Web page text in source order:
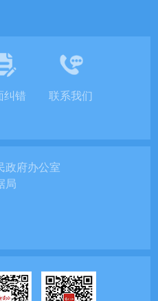
纠错 联系我们
政府办公室
局